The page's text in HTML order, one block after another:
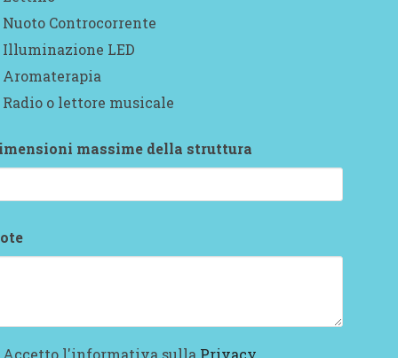
Nuoto Controcorrente
Illuminazione LED
Aromaterapia
Radio o lettore musicale
massime della struttura
Accetto l'informativa sulla Privacy